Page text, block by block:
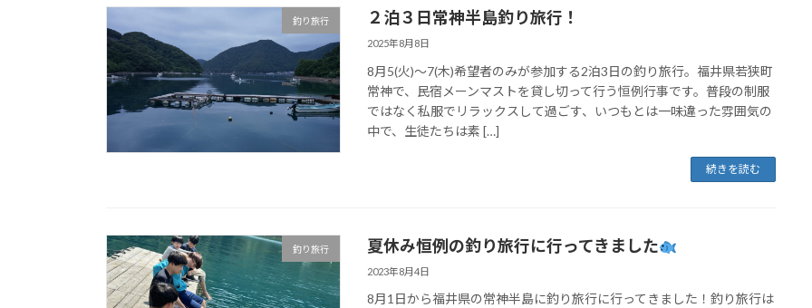
釣り旅行 ２泊３日常神半島釣り旅行！
2025年8月8日
8月5(火)～7(木)希望者のみが参加する2泊3日の釣り旅行。福井県若狭町
常神で、民宿メーンマストを貸し切って行う恒例行事です。普段の制服
ではなく私服でリラックスして過ごす、いつもとは一味違った雰囲気の
中で、生徒たちは素 […]
続きを読む
釣り旅行 夏休み恒例の釣り旅行に行ってきました
2023年8月4日
8月1日から福井県の常神半島に釣り旅行に行ってきました！釣り旅行は